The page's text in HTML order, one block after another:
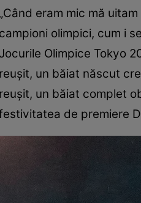
„Când eram mic mă
campioni olimpici, cum i
Jocurile Olimpice Tokyo
reuşit, un băiat născut
reuşit, un băiat complet
de premiere